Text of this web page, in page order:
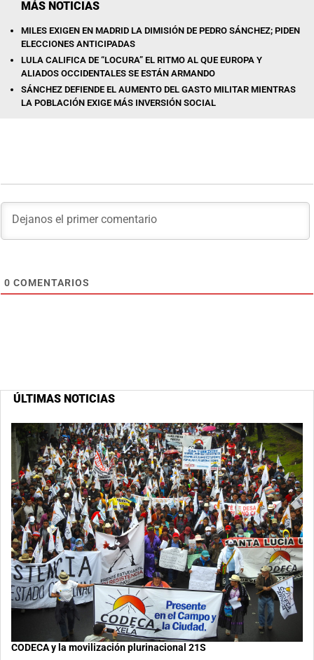
MÁS NOTICIAS
MILES EXIGEN EN MADRID LA DIMISIÓN DE PEDRO SÁNCHEZ; PIDEN
ELECCIONES ANTICIPADAS
LULA CALIFICA DE “LOCURA” EL RITMO AL QUE EUROPA Y
ALIADOS OCCIDENTALES SE ESTÁN ARMANDO
SÁNCHEZ DEFIENDE EL AUMENTO DEL GASTO MILITAR MIENTRAS
LA POBLACIÓN EXIGE MÁS INVERSIÓN SOCIAL
0 COMENTARIOS
ÚLTIMAS NOTICIAS
CODECA y la movilización plurinacional 21S